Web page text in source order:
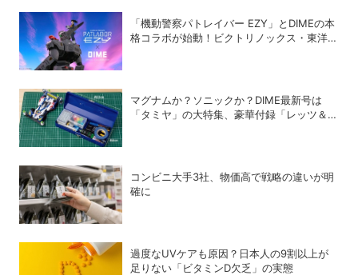
「機動警察パトレイバー EZY」とDIMEの本
格コラボが始動！ビクトリノックス・東洋ス
マグナムか？ソニックか？DIME最新号は
「タミヤ」の大特集、豪華付録「レッツ＆ゴ
コンビニ大手3社、物価高で戦略の違いが明
確に
過度なUVケアも原因？日本人の9割以上が
足りない「ビタミンD欠乏」の実態